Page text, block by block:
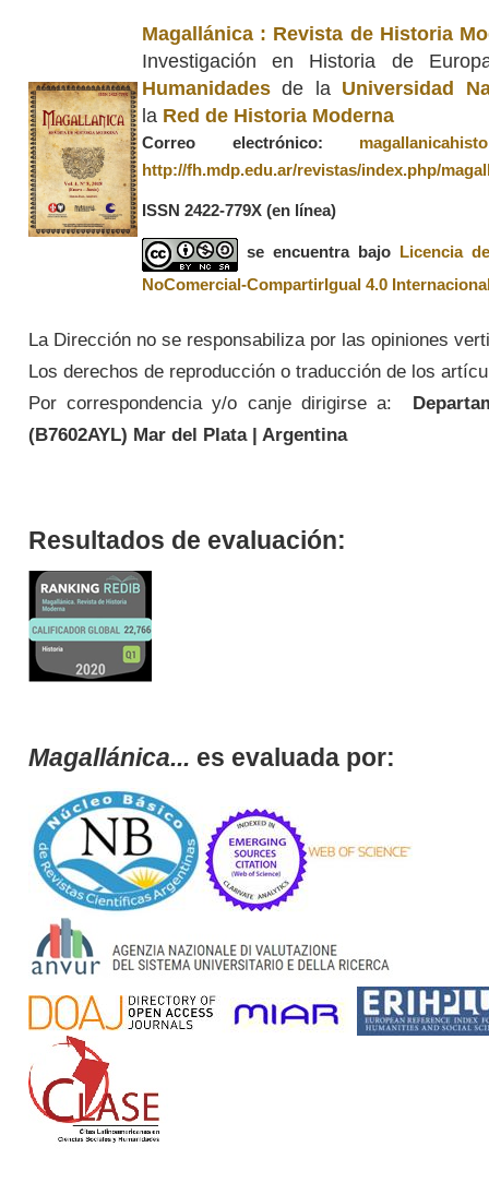
Magallánica : Revista de Historia
Investigación en Historia de
Humanidadesde la Universidad
la Red de Historia Moderna
Correo electrónico:
http://fh.mdp.edu.ar/revistas/index.php/
ISSN 2422-779X (en línea)
se encuentra bajo
Licencia
NoComercial-CompartirIgual 4.0
La Dirección no se responsabiliza por las opiniones
Los derechos de reproducción o traducción de los
Por correspondencia y/o canje dirigirse a:
(B7602AYL) Mar del Plata | Argentina
Resultados de evaluación:
Magallánica... es evaluada por: